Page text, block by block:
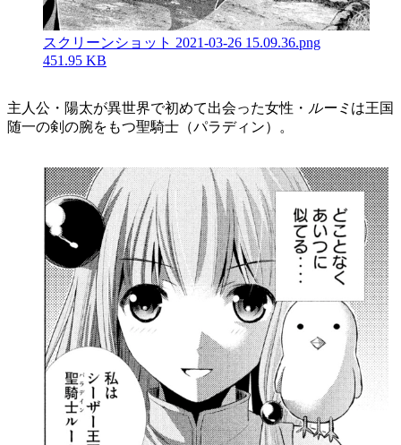
スクリーンショット 2021-03-26 15.09.36.png
451.95 KB
主人公・陽太が異世界で初めて出会った女性・ ルーミ は王国
随一の剣の腕をもつ聖騎士（パラディン）。